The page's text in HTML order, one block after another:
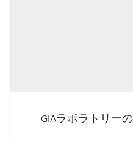
GIAラボラトリー